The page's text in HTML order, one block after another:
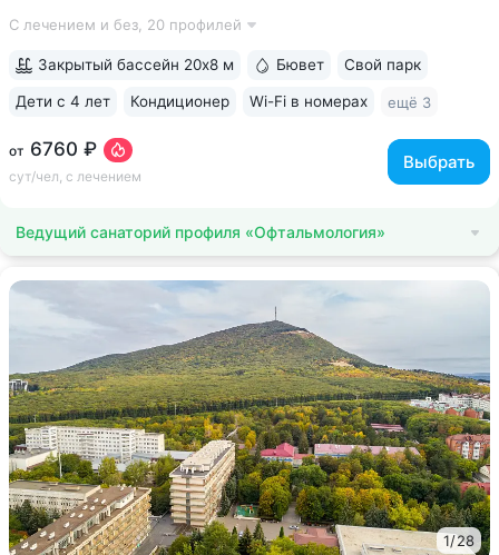
площадка Ворота любви, начало терренкура вокруг Машука.
С лечением и без, 20 профилей
от 6760 ₽
сут/чел, с лечением
Выбрать
Закрытый бассейн 20х8 м Бювет Свой парк
Дети с 4 лет Кондиционер Wi-Fi в номерах ещё 3
Ведущий санаторий профиля «Офтальмология»
1/28